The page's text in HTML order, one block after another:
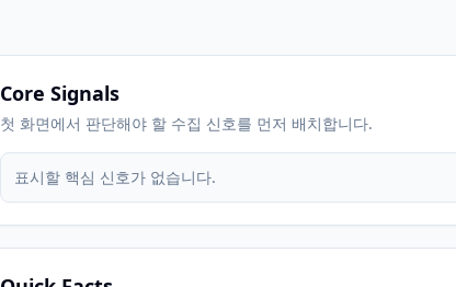
Core Signals
첫 화면에서 판단해야 할 수집 신호를 먼저 배치합니다.
표시할 핵심 신호가 없습니다.